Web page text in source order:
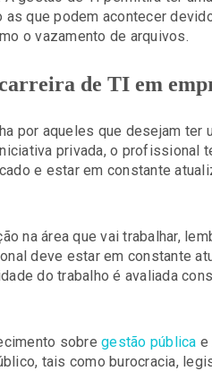
que podem acontecer
o vazamento de arquivos.
de TI em
por aqueles que desejam ter
privada, o profissional
e estar em constante
na área que vai trabalhar,
deve estar em constante
do trabalho é avaliada
sobre gestão pública e
tais como burocracia,